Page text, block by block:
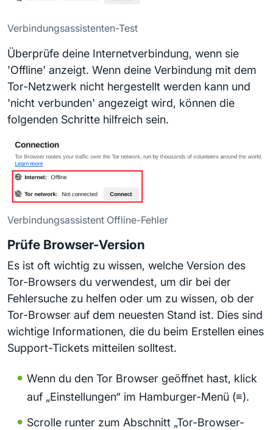
Verbindungsassistenten-Test
Überprüfe deine Internetverbindung, wenn sie
'Offline' anzeigt. Wenn deine Verbindung mit dem
Tor-Netzwerk nicht hergestellt werden kann und
'nicht verbunden' angezeigt wird, können die
folgenden Schritte hilfreich sein.
Verbindungsassistent Offline-Fehler
Prüfe Browser-Version
Es ist oft wichtig zu wissen, welche Version des
Tor-Browsers du verwendest, um dir bei der
Fehlersuche zu helfen oder um zu wissen, ob der
Tor-Browser auf dem neuesten Stand ist. Dies sind
wichtige Informationen, die du beim Erstellen eines
Support-Tickets mitteilen solltest.
Wenn du den Tor Browser geöffnet hast, klick
auf „Einstellungen“ im Hamburger-Menü (≡).
Scrolle runter zum Abschnitt „Tor-Browser-